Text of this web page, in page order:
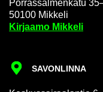
Por­ras­sal­men­ka­tu
50100 Mik­ke­li
Kir­jaa­mo Mik­ke­li
SA­VON­LIN­NA